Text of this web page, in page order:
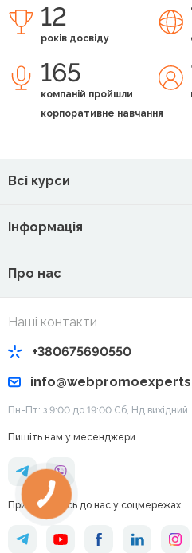
12
років досвіду
165
компаній пройшли
корпоративне навчання
Всі курси
Інформація
Про нас
Наші контакти
+380675690550
Пн-Пт: з 9:00 до 19:00 Cб, Нд вихідний
Пишіть нам у месенджери
Приєднуйтесь до нас у соцмережах